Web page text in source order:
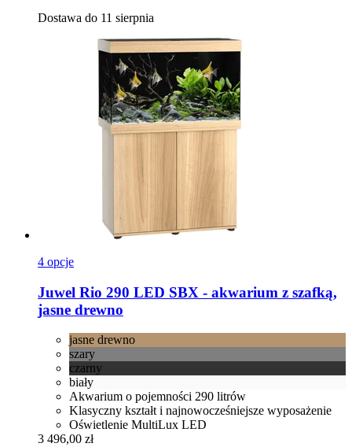
Dostawa do 11 sierpnia
4 opcje
Juwel Rio 290 LED SBX -​ akwarium z szafką,
jasne drewno
jasne drewno
szary
czarny
biały
Akwarium o pojemności 290 litrów
Klasyczny kształt i najnowocześniejsze wyposażenie
Oświetlenie MultiLux LED
3 496,00 zł